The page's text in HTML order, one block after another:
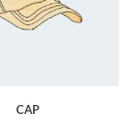
CAP